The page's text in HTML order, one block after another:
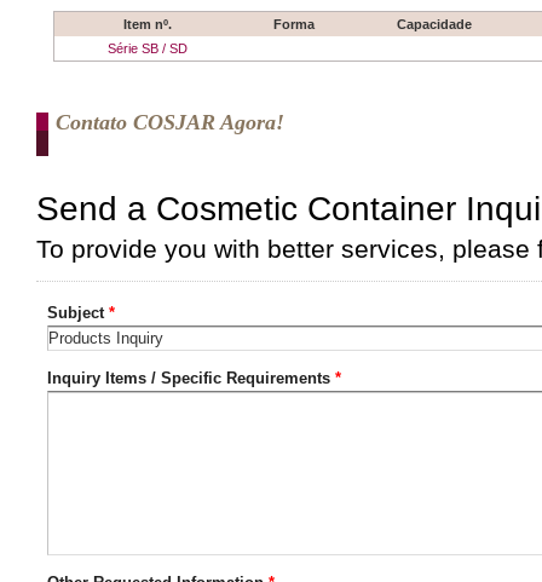
Item nº. Forma
Capacidade
Série SB / SD
Contato COSJAR Agora!